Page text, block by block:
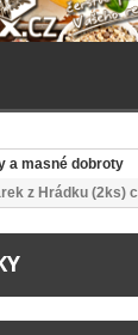
a masné dobroty
z Hrádku (2ks)